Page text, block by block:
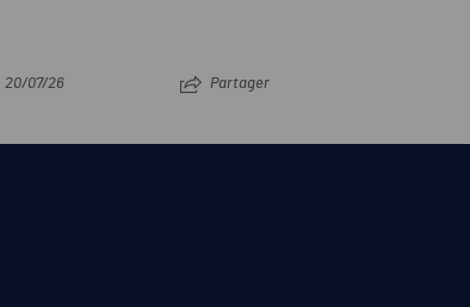
20/07/26 Partager